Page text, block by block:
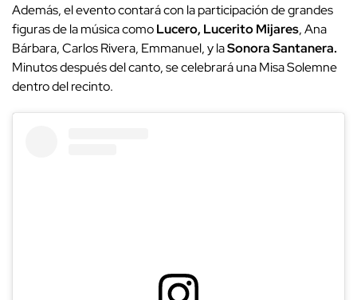
Además, el evento contará con la participación de grandes
figuras de la música comoLucero, Lucerito Mijares, Ana
Bárbara, Carlos Rivera, Emmanuel, y laSonora Santanera.
Minutos después del canto, se celebrará una Misa Solemne
dentro del recinto.